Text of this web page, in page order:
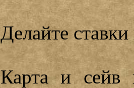
Делайте
Карта и сейв